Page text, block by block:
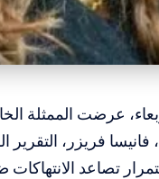
عرضت الممثلة
فريزر،
2025، محذرة من استمرار تصاعد